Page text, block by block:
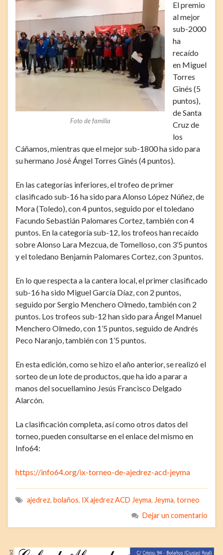
Foto de familia
El premio
al mejor
sub-2000
ha
recaído
en Miguel
Torres
Ginés (5
puntos),
de Santa
Cruz de
los
Cáñamos, mientras que el mejor sub-1800 ha sido para
su hermano José Ángel Torres Ginés (4 puntos).
En las categorías inferiores, el trofeo de primer
clasificado sub-16 ha sido para Alonso López Núñez, de
Mora (Toledo), con 4 puntos, seguido por el toledano
Facundo Sebastián Palomares Cortez, también con 4
puntos. En la categoría sub-12, los trofeos han recaído
sobre Alonso Lara Mezcua, de Tomelloso, con 3’5 puntos
y el toledano Benjamín Palomares Cortez, con 3 puntos.
En lo que respecta a la cantera local, el primer clasificado
sub-16 ha sido Miguel García Díaz, con 2 puntos,
seguido por Sergio Menchero Olmedo, también con 2
puntos. Los trofeos sub-12 han sido para Ángel Manuel
Menchero Olmedo, con 1’5 puntos, seguido de Andrés
Peco Naranjo, también con 1’5 puntos.
En esta edición, como se hizo el año anterior, se realizó el
sorteo de un lote de productos, que ha ido a parar a
manos del socuellamino Jesús Francisco Delgado
Alarcón.
La clasificación completa, así como otros datos del
torneo, pueden consultarse en el enlace del mismo en
Info64:
https://info64.org/ix-torneo-de-ajedrez-acd-jeyma
ajedrez, bolaños, IX ajedrez ACD Jeyma, Jeyma, torneo
Dejar un comentario